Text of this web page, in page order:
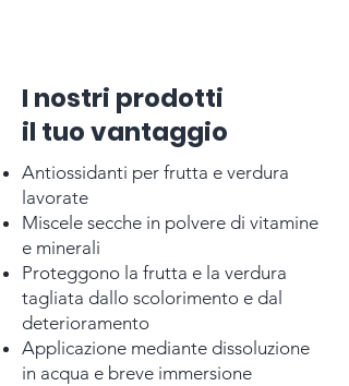
I nostri prodotti
il tuo vantaggio
Antiossidanti per frutta e verdura
lavorate
Miscele secche in polvere di vitamine
e minerali
Proteggono la frutta e la verdura
tagliata dallo scolorimento e dal
deterioramento
Applicazione mediante dissoluzione
in acqua e breve immersione